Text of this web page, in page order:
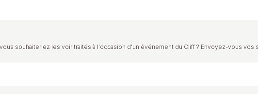
souhaiteriez les voir traités à l'occasion d'un événement du Cliff ? Envoyez-vous vos